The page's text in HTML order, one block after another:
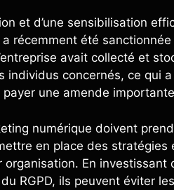
et d’une sensibilisation
récemment été
avait collecté et
concernés, ce qui
payer une amende
numérique doivent
en place des
organisation. En
RGPD, ils peuvent éviter